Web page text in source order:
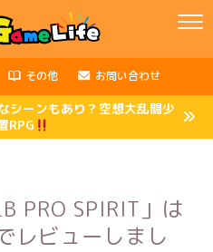
その他 お問い合わせ
ーンもあり？空想大乱闘少
RPG
PRO SPIRIT」は
レビューしまし